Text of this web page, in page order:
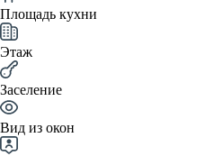
Площадь кухни
Этаж
Заселение
Вид из окон